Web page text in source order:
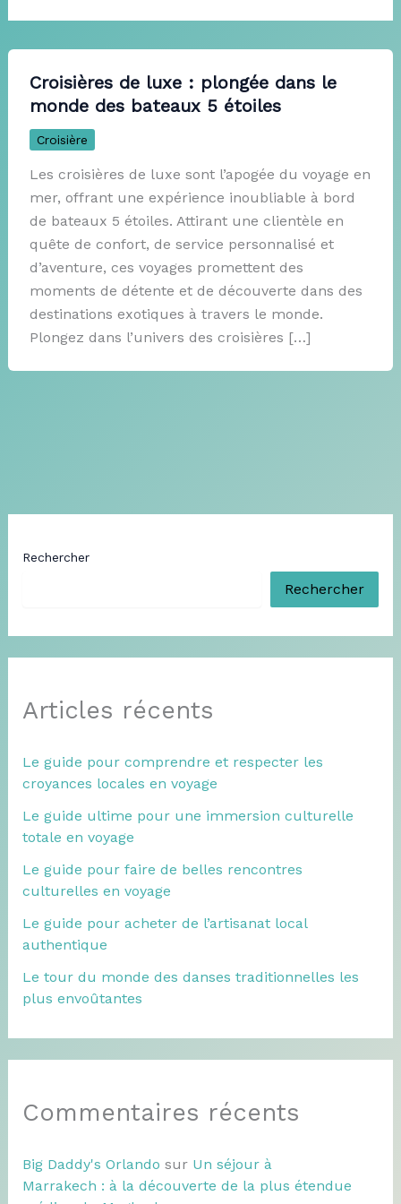
Croisières de luxe : plongée dans le
monde des bateaux 5 étoiles
Croisière
Les croisières de luxe sont l’apogée du voyage en
mer, offrant une expérience inoubliable à bord
de bateaux 5 étoiles. Attirant une clientèle en
quête de confort, de service personnalisé et
d’aventure, ces voyages promettent des
moments de détente et de découverte dans des
destinations exotiques à travers le monde.
Plongez dans l’univers des croisières […]
Rechercher
Rechercher
Articles récents
Le guide pour comprendre et respecter les
croyances locales en voyage
Le guide ultime pour une immersion culturelle
totale en voyage
Le guide pour faire de belles rencontres
culturelles en voyage
Le guide pour acheter de l’artisanat local
authentique
Le tour du monde des danses traditionnelles les
plus envoûtantes
Commentaires récents
Big Daddy's Orlando sur Un séjour à
Marrakech : à la découverte de la plus étendue